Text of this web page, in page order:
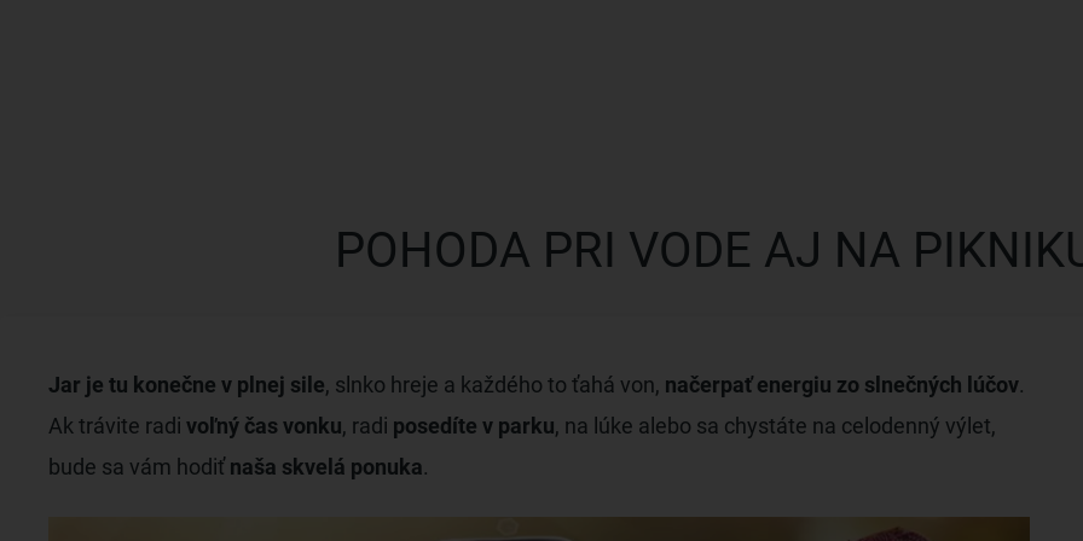
POHODA PRI VODE AJ NA
Jar je tu konečne v plnej sile, slnko hreje a každého to ťahá von, načerpať energiu zo slnečných lúčov.
Ak trávite radi voľný čas vonku, radi posedíte v parku, na lúke alebo sa chystáte na celodenný výlet,
bude sa vám hodiť naša skvelá ponuka.